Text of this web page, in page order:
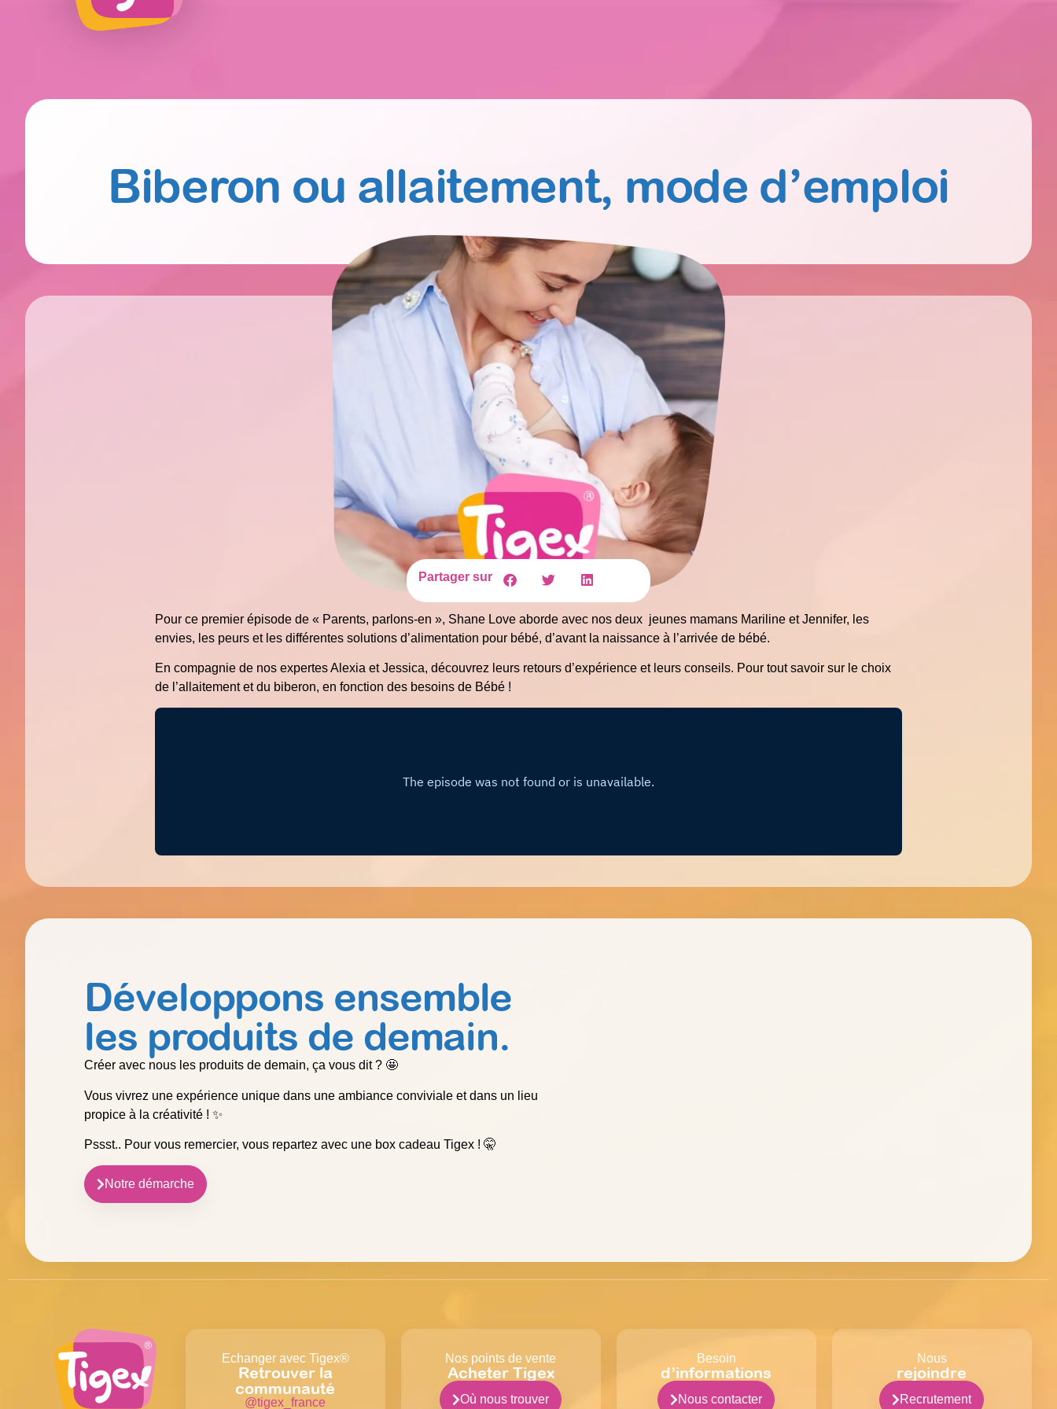
Biberon ou allaitement, mode d’emploi
Partager sur
Pour ce premier épisode de « Parents, parlons-en », Shane Love aborde avec nos deux jeunes mamans Mariline et Jennifer, les
envies, les peurs et les différentes solutions d’alimentation pour bébé, d’avant la naissance à l’arrivée de bébé.
En compagnie de nos expertes Alexia et Jessica, découvrez leurs retours d’expérience et leurs conseils. Pour tout savoir sur le choix
de l’allaitement et du biberon, en fonction des besoins de Bébé !
Développons ensemble
les produits de demain.
Créer avec nous les produits de demain, ça vous dit ? 🤩
Vous vivrez une expérience unique dans une ambiance conviviale et dans un lieu
propice à la créativité ! ✨
Pssst.. Pour vous remercier, vous repartez avec une box cadeau Tigex ! 🤫
Notre démarche
Echanger avec Tigex®
Retrouver la
communauté
@tigex_france
Nos points de vente
Acheter Tigex
Où nous trouver
Besoin
d’informations
Nous contacter
Nous
rejoindre
Recrutement